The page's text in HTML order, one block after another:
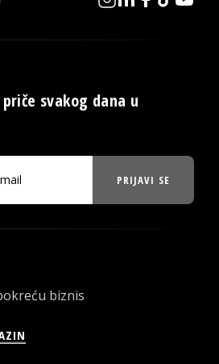
svakog dana u
PRIJAVI SE
biznis